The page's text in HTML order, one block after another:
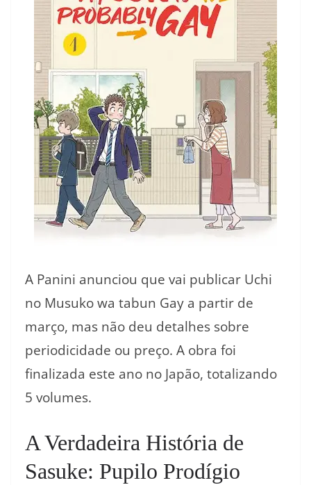
A Panini anunciou que vai publicar Uchi
no Musuko wa tabun Gay a partir de
março, mas não deu detalhes sobre
periodicidade ou preço. A obra foi
finalizada este ano no Japão, totalizando
5 volumes.
A Verdadeira História de
Sasuke: Pupilo Prodígio